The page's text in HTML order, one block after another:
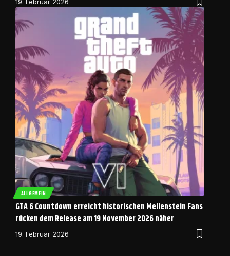
ALLGEMEIN
GTA 6 Countdown erreicht historischen Meilenstein Fans
rücken dem Release am 19 November 2026 näher
19. Februar 2026